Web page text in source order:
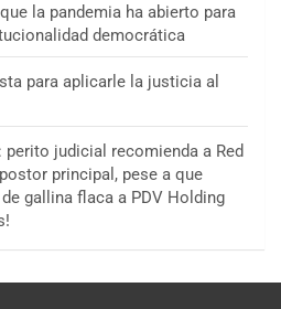
la pandemia ha abierto para
democrática
para aplicarle la justicia al
perito judicial recomienda a Red
principal, pese a que
gallina flaca a PDV Holding